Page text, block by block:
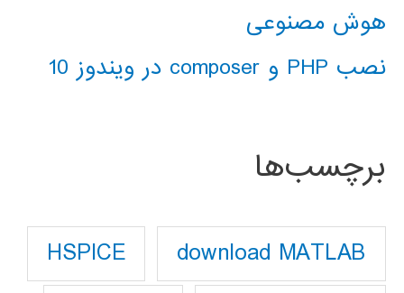
هوش مصنوعی
نصب PHP و composer در ویندوز 10
برچسب‌ها
download MATLAB
HSPICE